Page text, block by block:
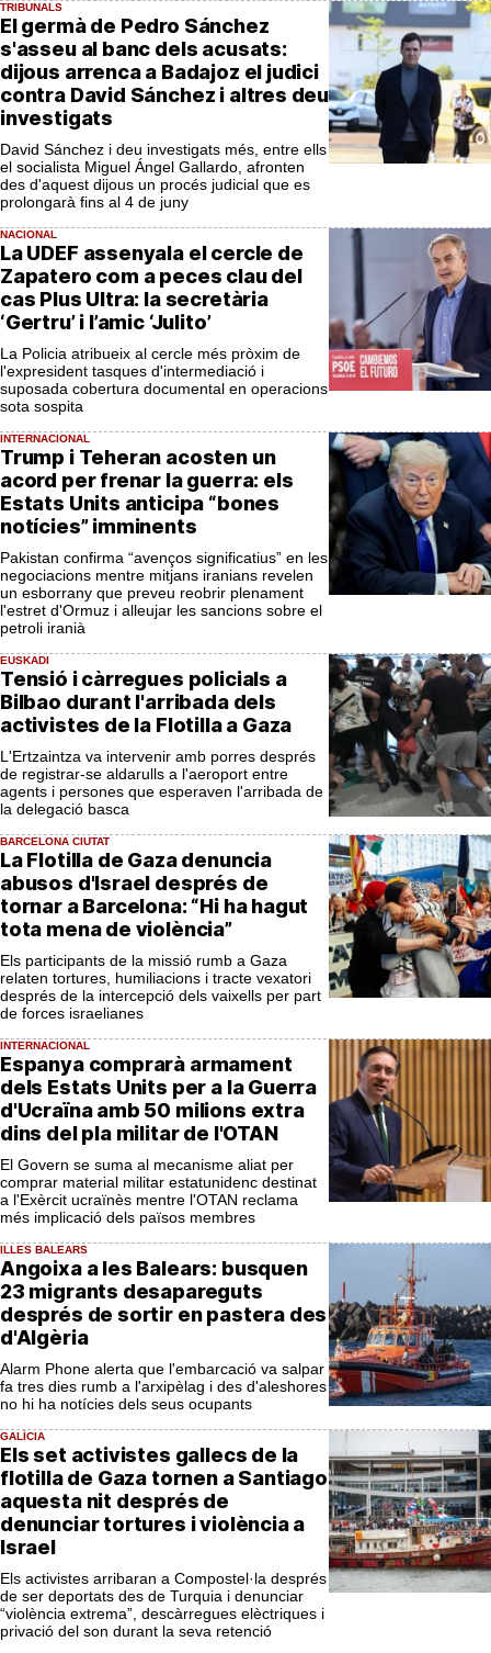
TRIBUNALS
El germà de Pedro Sánchez
s'asseu al banc dels acusats:
dijous arrenca a Badajoz el judici
contra David Sánchez i altres deu
investigats
David Sánchez i deu investigats més, entre ells
el socialista Miguel Ángel Gallardo, afronten
des d'aquest dijous un procés judicial que es
prolongarà fins al 4 de juny
NACIONAL
La UDEF assenyala el cercle de
Zapatero com a peces clau del
cas Plus Ultra: la secretària
‘Gertru’ i l’amic ‘Julito’
La Policia atribueix al cercle més pròxim de
l'expresident tasques d'intermediació i
suposada cobertura documental en operacions
sota sospita
INTERNACIONAL
Trump i Teheran acosten un
acord per frenar la guerra: els
Estats Units anticipa “bones
notícies” imminents
Pakistan confirma “avenços significatius” en les
negociacions mentre mitjans iranians revelen
un esborrany que preveu reobrir plenament
l'estret d'Ormuz i alleujar les sancions sobre el
petroli iranià
EUSKADI
Tensió i càrregues policials a
Bilbao durant l'arribada dels
activistes de la Flotilla a Gaza
L'Ertzaintza va intervenir amb porres després
de registrar-se aldarulls a l'aeroport entre
agents i persones que esperaven l'arribada de
la delegació basca
BARCELONA CIUTAT
La Flotilla de Gaza denuncia
abusos d'Israel després de
tornar a Barcelona: “Hi ha hagut
tota mena de violència”
Els participants de la missió rumb a Gaza
relaten tortures, humiliacions i tracte vexatori
després de la intercepció dels vaixells per part
de forces israelianes
INTERNACIONAL
Espanya comprarà armament
dels Estats Units per a la Guerra
d'Ucraïna amb 50 milions extra
dins del pla militar de l'OTAN
El Govern se suma al mecanisme aliat per
comprar material militar estatunidenc destinat
a l'Exèrcit ucraïnès mentre l'OTAN reclama
més implicació dels països membres
ILLES BALEARS
Angoixa a les Balears: busquen
23 migrants desapareguts
després de sortir en pastera des
d'Algèria
Alarm Phone alerta que l'embarcació va salpar
fa tres dies rumb a l'arxipèlag i des d'aleshores
no hi ha notícies dels seus ocupants
GALÍCIA
Els set activistes gallecs de la
flotilla de Gaza tornen a Santiago
aquesta nit després de
denunciar tortures i violència a
Israel
Els activistes arribaran a Compostel·la després
de ser deportats des de Turquia i denunciar
“violència extrema”, descàrregues elèctriques i
privació del son durant la seva retenció